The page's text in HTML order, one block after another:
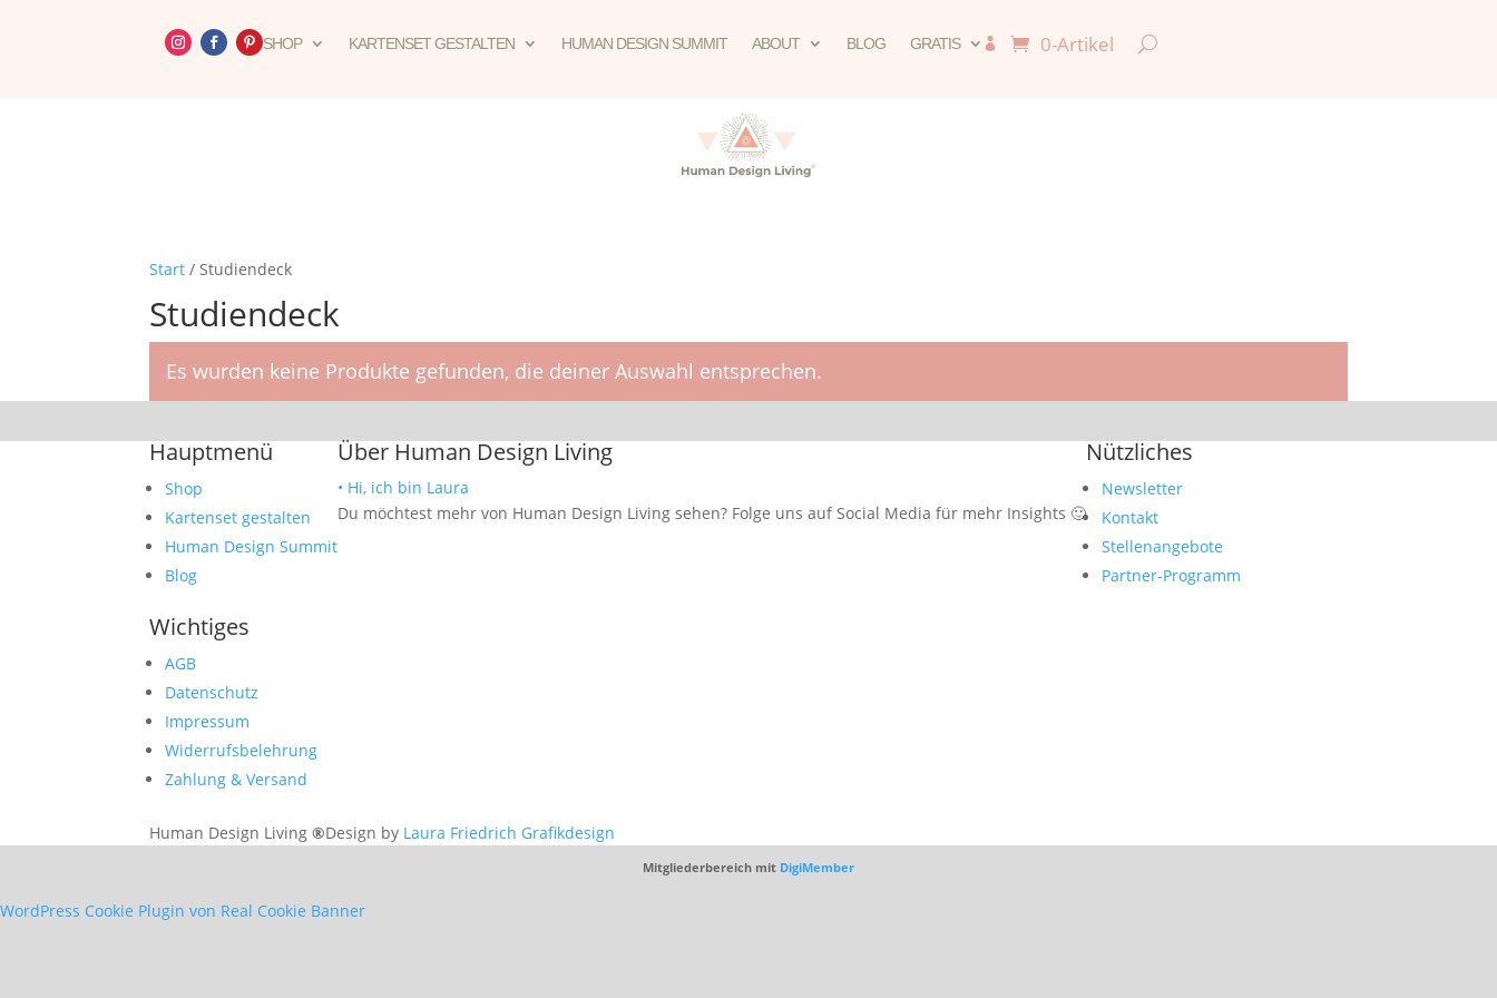
SHOP KARTENSET GESTALTEN HUMAN DESIGN SUMMIT ABOUT BLOG GRATIS  0-Artikel
Start / Studiendeck
Studiendeck
Es wurden keine Produkte gefunden, die deiner Auswahl entsprechen.
Hauptmenü
Shop
Kartenset gestalten
Human Design Summit
Blog
Über Human Design Living
• Hi, ich bin Laura
Du möchtest mehr von Human Design Living sehen? Folge uns auf Social Media für mehr Insights 🙂
Nützliches
Newsletter
Kontakt
Stellenangebote
Partner-Programm
Wichtiges
AGB
Datenschutz
Impressum
Widerrufsbelehrung
Zahlung & Versand
Human Design Living®Design by Laura Friedrich Grafikdesign
Mitgliederbereich mit DigiMember
WordPress Cookie Plugin von Real Cookie Banner